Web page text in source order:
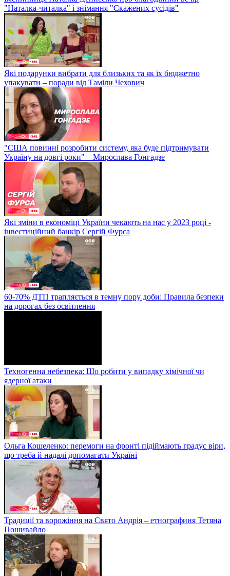
"Наталка-читалка" і знімання "Скажених сусідів"
Які подарунки вибрати для близьких та як їх бюджетно
упакувати – поради від Таміли Чехович
"США повинні розробити систему, яка буде підтримувати
Україну на довгі роки" – Мирослава Гонгадзе
Які зміни в економіці України чекають на нас у 2023 році -
інвестиційний банкір Сергій Фурса
60-70% ДТП трапляється в темну пору доби: Правила безпеки
на дорогах без освітлення
Техногенна небезпека: Що робити у випадку хімічної чи
ядерної атаки
Ольга Кошеленко: перемоги на фронті підіймають градус віри,
що треба й надалі допомагати Україні
Традиції та ворожіння на Свято Андрія – етнографиня Тетяна
Пошивайло